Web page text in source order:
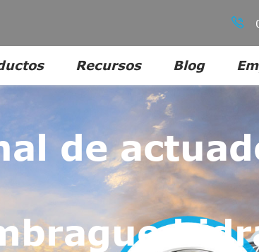

Recursos Blog
de